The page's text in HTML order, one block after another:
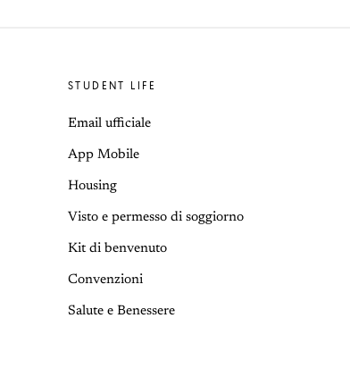
STUDENT LIFE
Email ufficiale
App Mobile
Housing
Visto e permesso di soggiorno
Kit di benvenuto
Convenzioni
Salute e Benessere